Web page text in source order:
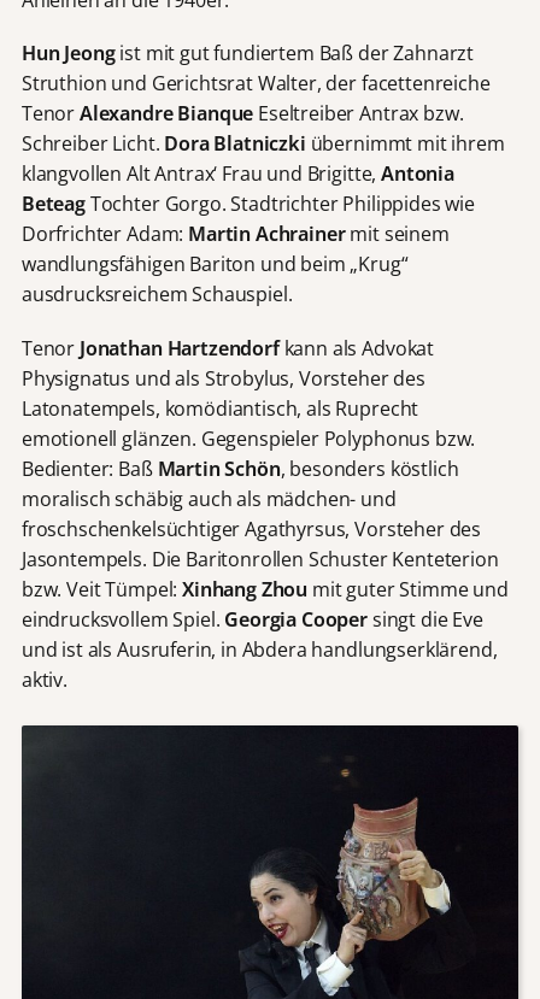
Hun Jeongist mit gut fundiertem Baß der Zahnarzt
Struthion und Gerichtsrat Walter, der facettenreiche
TenorAlexandre Bianque Eseltreiber Antrax bzw.
Schreiber Licht. Dora Blatniczki übernimmt mit ihrem
klangvollen Alt Antrax‘ Frau und Brigitte,Antonia
BeteagTochter Gorgo. Stadtrichter Philippides wie
Dorfrichter Adam: Martin Achrainermit seinem
wandlungsfähigen Bariton und beim „Krug“
ausdrucksreichem Schauspiel.
Tenor Jonathan Hartzendorfkann als Advokat
Physignatus und als Strobylus, Vorsteher des
Latonatempels, komödiantisch, als Ruprecht
emotionell glänzen. Gegenspieler Polyphonus bzw.
Bedienter: Baß Martin Schön, besonders köstlich
moralisch schäbig auch als mädchen- und
froschschenkelsüchtiger Agathyrsus, Vorsteher des
Jasontempels. Die Baritonrollen Schuster Kenteterion
bzw. Veit Tümpel:Xinhang Zhou mit guter Stimme und
eindrucksvollem Spiel. Georgia Coopersingt die Eve
und ist als Ausruferin, in Abdera handlungserklärend,
aktiv.